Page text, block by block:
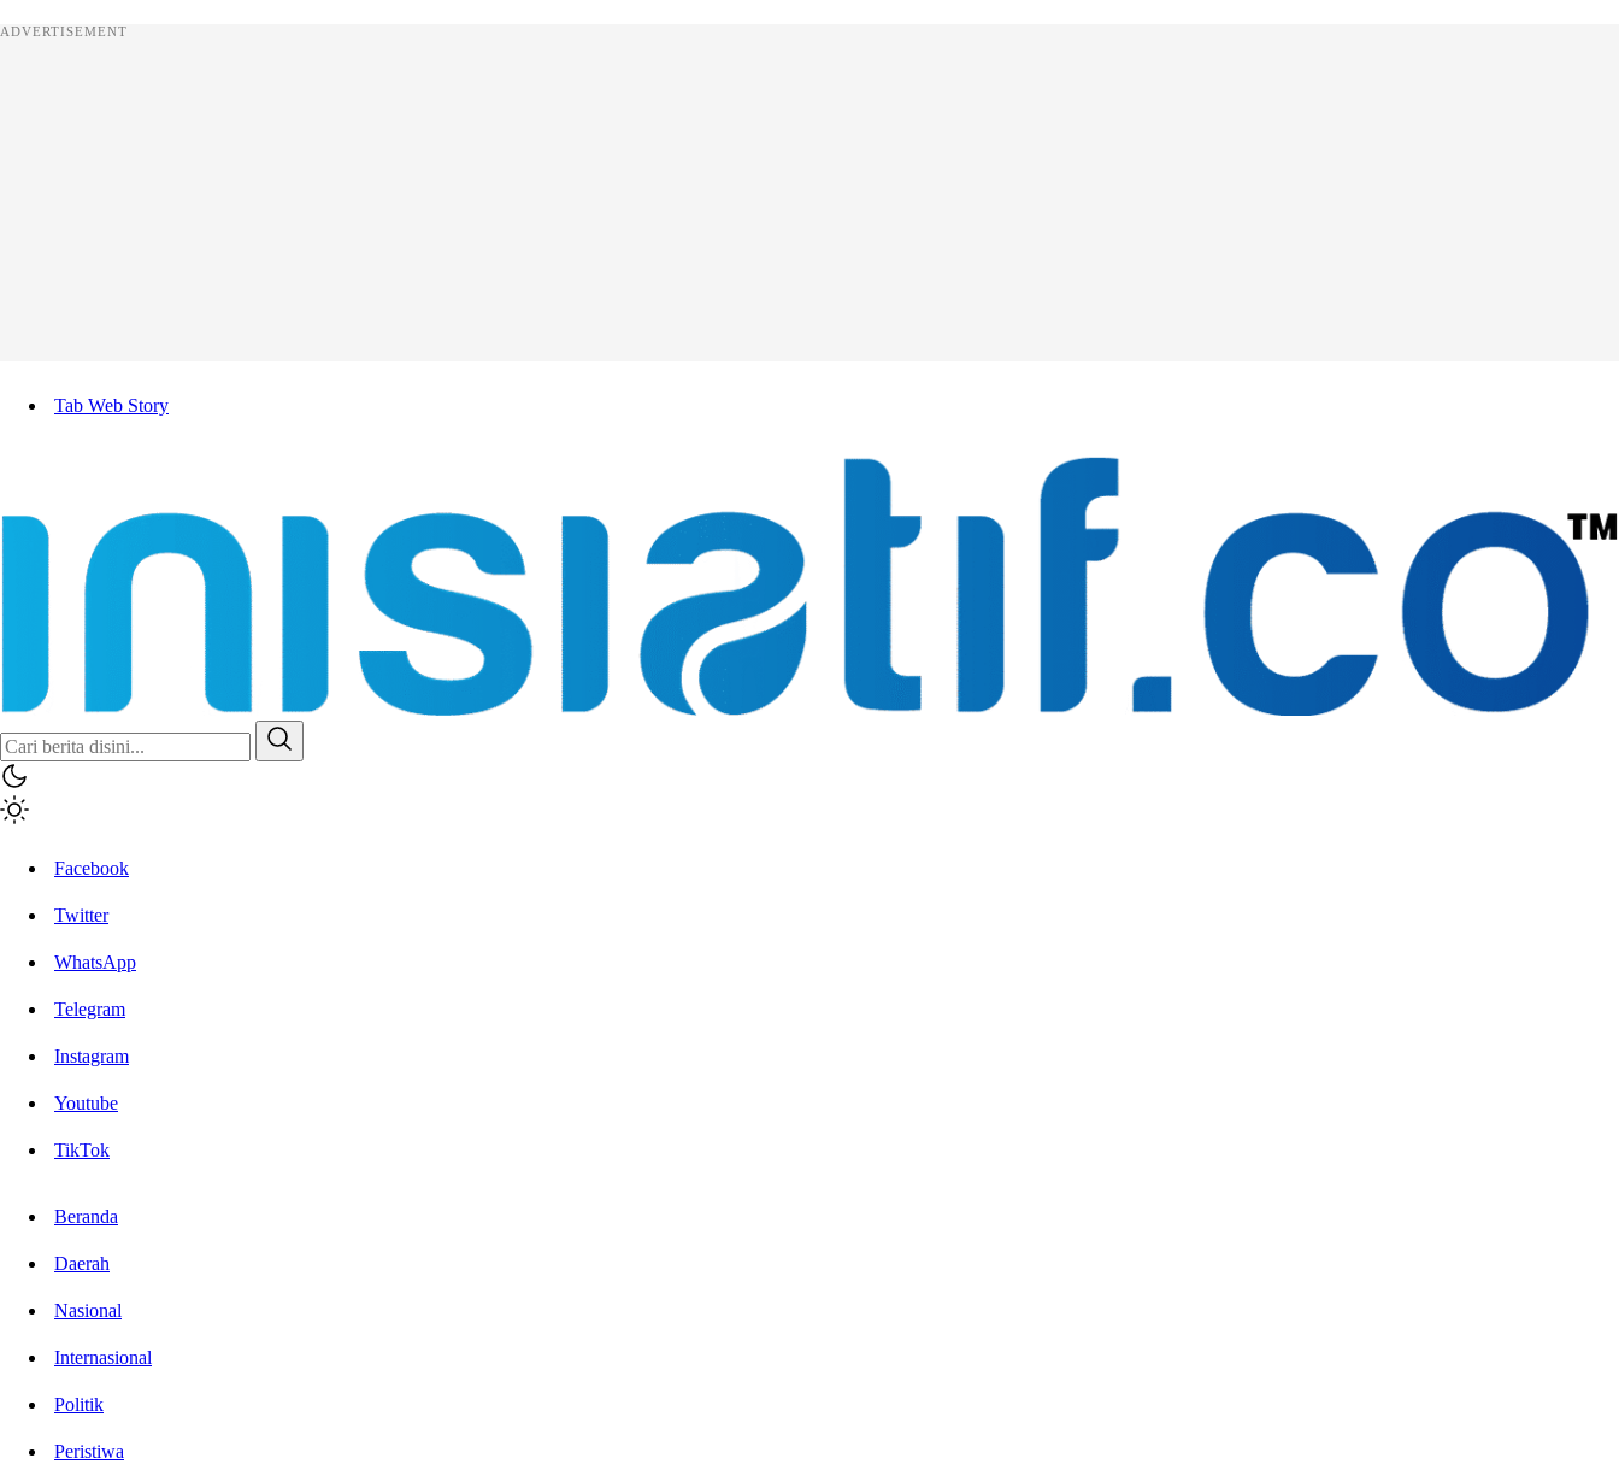
ADVERTISEMENT
Tab Web Story
Facebook
Twitter
WhatsApp
Telegram
Instagram
Youtube
TikTok
Beranda
Daerah
Nasional
Internasional
Politik
Peristiwa